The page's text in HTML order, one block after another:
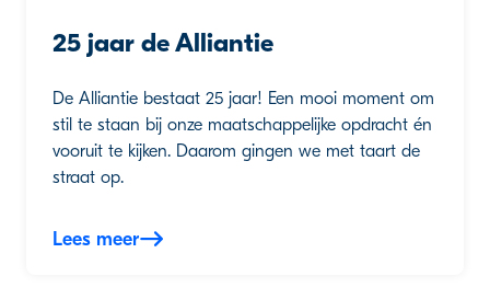
25 jaar de Alliantie
De Alliantie bestaat 25 jaar! Een mooi moment om
stil te staan bij onze maatschappelijke opdracht én
vooruit te kijken. Daarom gingen we met taart de
straat op.
Lees meer